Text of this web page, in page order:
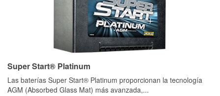
Super Start® Platinum
Las baterías Super Start® Platinum proporcionan la tecnología
AGM (Absorbed Glass Mat) más avanzada,...